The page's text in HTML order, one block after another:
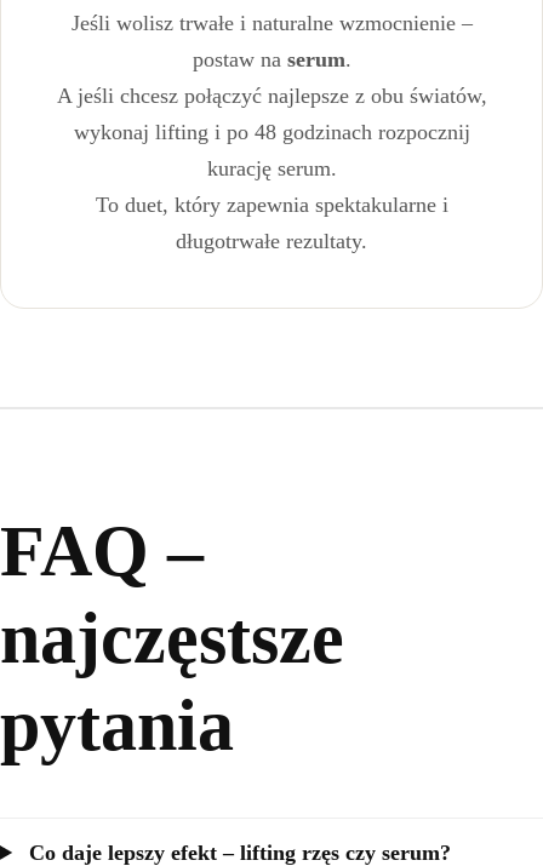
Jeśli wolisz trwałe i naturalne wzmocnienie –
postaw na serum.
A jeśli chcesz połączyć najlepsze z obu światów,
wykonaj lifting i po 48 godzinach rozpocznij
kurację serum.
To duet, który zapewnia spektakularne i
długotrwałe rezultaty.
FAQ –
najczęstsze
pytania
Co daje lepszy efekt – lifting rzęs czy serum?